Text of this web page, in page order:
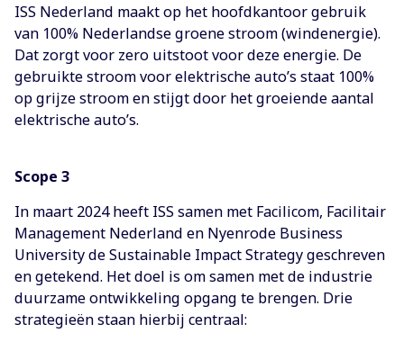
ISS Nederland maakt op het hoofdkantoor gebruik
van 100% Nederlandse groene stroom (windenergie).
Dat zorgt voor zero uitstoot voor deze energie. De
gebruikte stroom voor elektrische auto’s staat 100%
op grijze stroom en stijgt door het groeiende aantal
elektrische auto’s.
Scope 3
In maart 2024 heeft ISS samen met Facilicom, Facilitair
Management Nederland en Nyenrode Business
University de Sustainable Impact Strategy geschreven
en getekend. Het doel is om samen met de industrie
duurzame ontwikkeling opgang te brengen. Drie
strategieën staan hierbij centraal: